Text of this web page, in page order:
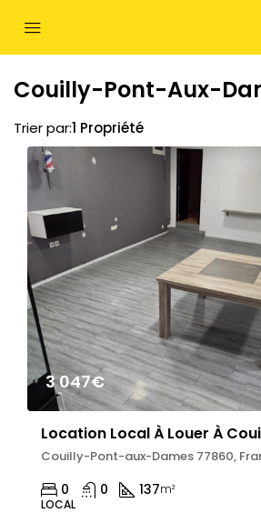
Couilly-Pont-Aux-
1 Propriété
Trier par:
3 047€
Couilly-Pont-aux-Dames 77860,
0 0 137m²
LOCAL